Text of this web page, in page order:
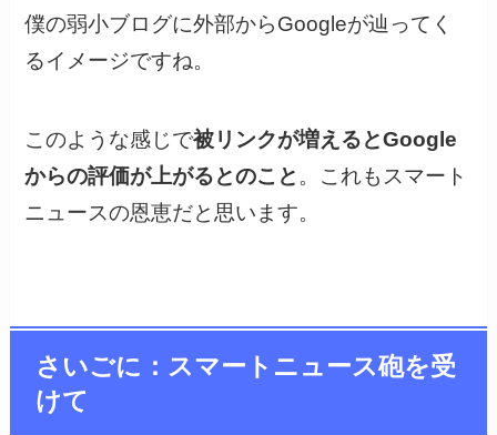
僕の弱小ブログに外部からGoogleが辿ってく
るイメージですね。
このような感じで被リンクが増えるとGoogle
からの評価が上がるとのこと 。これもスマート
ニュースの恩恵だと思います。
さいごに：スマートニュース砲を受
けて